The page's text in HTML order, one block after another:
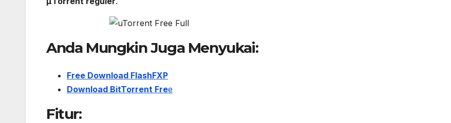
Anda Mungkin Juga Menyukai:
Free Download FlashFXP
Download BitTorrent Free
Fitur: